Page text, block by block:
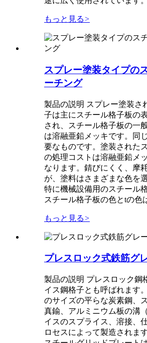
もっと見る>
スプレー塗装タイプの
ーチング
製品の説明 スプレー塗装さ
子は主にスチール格子板の
され、スチール格子板の一
は溶融亜鉛メッキです。同
要なものです。塗装された
の処理コストは溶融亜鉛メ
なります。錆びにくく、摩
が、塗料はさまざまな色を
特に機械設備用のスチール
スチール格子板の色とtの色
もっと見る>
プレスロック式鉄筋グ
製品の説明 プレスロック鋼
イス鋼格子とも呼ばれます
のサイズの平らな炭素鋼、
真鍮、アルミニウム板の溝
イスのスプライス、溶接、
ロセスによって製造されま